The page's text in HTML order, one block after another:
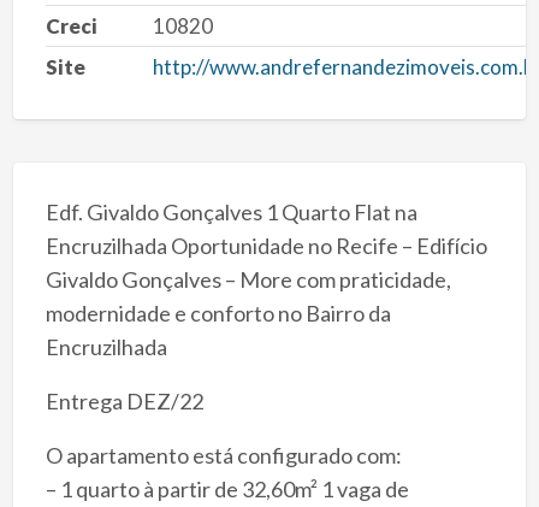
Creci
10820
Site
http://
Edf. Givaldo Gonçalves 1 Quarto Flat na
Encruzilhada Oportunidade no Recife – Edifício
Givaldo Gonçalves – More com praticidade,
modernidade e conforto no Bairro da
Encruzilhada
Entrega DEZ/22
O apartamento está configurado com:
– 1 quarto à partir de 32,60m² 1 vaga de